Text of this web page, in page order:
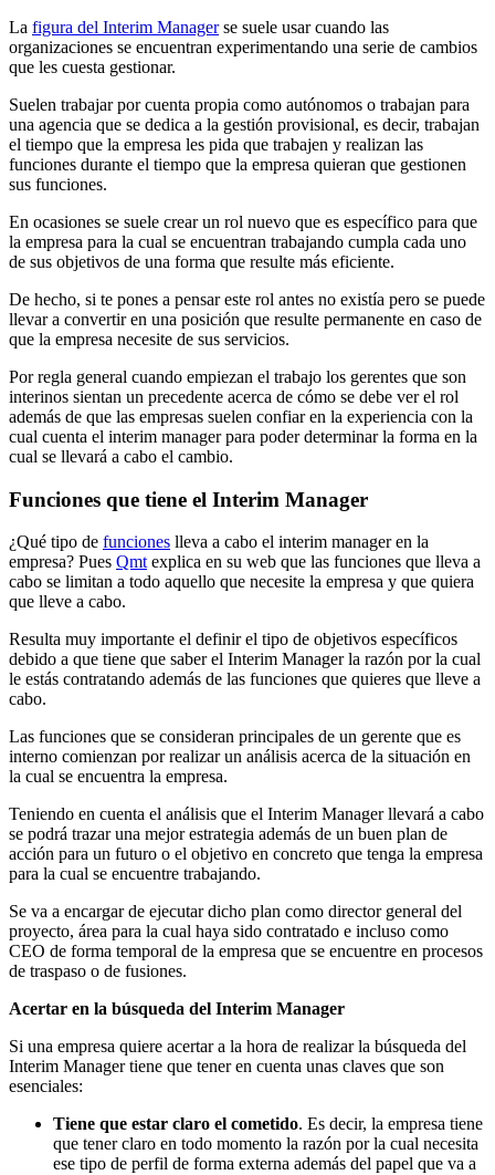
La figura del Interim Managerse suele usar cuando las
organizaciones se encuentran experimentando una serie de cambios
que les cuesta gestionar.
Suelen trabajar por cuenta propia como autónomos o trabajan para
una agencia que se dedica a la gestión provisional, es decir, trabajan
el tiempo que la empresa les pida que trabajen y realizan las
funciones durante el tiempo que la empresa quieran que gestionen
sus funciones.
En ocasiones se suele crear un rol nuevo que es específico para que
la empresa para la cual se encuentran trabajando cumpla cada uno
de sus objetivos de una forma que resulte más eficiente.
De hecho, si te pones a pensar este rol antes no existía pero se puede
llevar a convertir en una posición que resulte permanente en caso de
que la empresa necesite de sus servicios.
Por regla general cuando empiezan el trabajo los gerentes que son
interinos sientan un precedente acerca de cómo se debe ver el rol
además de que las empresas suelen confiar en la experiencia con la
cual cuenta el interim manager para poder determinar la forma en la
cual se llevará a cabo el cambio.
Funciones que tiene el Interim Manager
¿Qué tipo de funciones lleva a cabo el interim manager en la
empresa? Pues Qmt explica en su web que las funciones que lleva a
cabo se limitan a todo aquello que necesite la empresa y que quiera
que lleve a cabo.
Resulta muy importante el definir el tipo de objetivos específicos
debido a que tiene que saber el Interim Manager la razón por la cual
le estás contratando además de las funciones que quieres que lleve a
cabo.
Las funciones que se consideran principales de un gerente que es
interno comienzan por realizar un análisis acerca de la situación en
la cual se encuentra la empresa.
Teniendo en cuenta el análisis que el Interim Manager llevará a cabo
se podrá trazar una mejor estrategia además de un buen plan de
acción para un futuro o el objetivo en concreto que tenga la empresa
para la cual se encuentre trabajando.
Se va a encargar de ejecutar dicho plan como director general del
proyecto, área para la cual haya sido contratado e incluso como
CEO de forma temporal de la empresa que se encuentre en procesos
de traspaso o de fusiones.
Acertar en la búsqueda del Interim Manager
Si una empresa quiere acertar a la hora de realizar la búsqueda del
Interim Manager tiene que tener en cuenta unas claves que son
esenciales:
Tiene que estar claro el cometido. Es decir, la empresa tiene
que tener claro en todo momento la razón por la cual necesita
ese tipo de perfil de forma externa además del papel que va a